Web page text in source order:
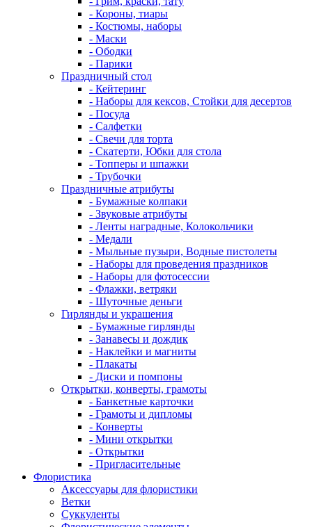
- Короны, тиары
- Костюмы, наборы
- Маски
- Ободки
- Парики
Праздничный стол
- Кейтеринг
- Наборы для кексов, Стойки для десертов
- Посуда
- Салфетки
- Свечи для торта
- Скатерти, Юбки для стола
- Топперы и шпажки
- Трубочки
Праздничные атрибуты
- Бумажные колпаки
- Звуковые атрибуты
- Ленты наградные, Колокольчики
- Медали
- Мыльные пузыри, Водные пистолеты
- Наборы для проведения праздников
- Наборы для фотосессии
- Флажки, ветряки
- Шуточные деньги
Гирлянды и украшения
- Бумажные гирлянды
- Занавесы и дождик
- Наклейки и магниты
- Плакаты
- Диски и помпоны
Открытки, конверты, грамоты
- Банкетные карточки
- Грамоты и дипломы
- Конверты
- Мини открытки
- Открытки
- Пригласительные
Флористика
Аксессуары для флористики
Ветки
Суккуленты